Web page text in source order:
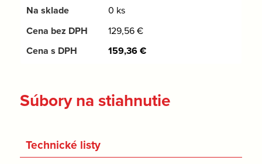
0 ks
129,56€
159,36€
Súbory na stiahnutie
Technické listy